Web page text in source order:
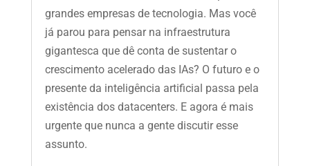
grandes empresas de tecnologia. Mas você
já parou para pensar na infraestrutura
gigantesca que dê conta de sustentar o
crescimento acelerado das IAs? O futuro e o
presente da inteligência artificial passa pela
existência dos datacenters. E agora é mais
urgente que nunca a gente discutir esse
assunto.